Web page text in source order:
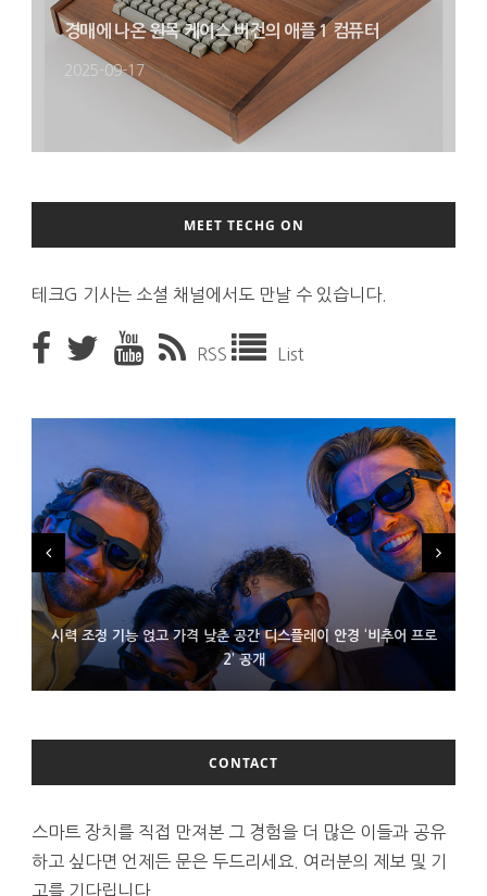
경매에 나온 원목 케이스 버전의 애플 1 컴퓨터
2025-09-17
MEET TECHG ON
테크G 기사는 소셜 채널에서도 만날 수 있습니다.
RSS List
시력 조정 기능 얹고 가격 낮춘 공간 디스플레이 안경 ‘비추어 프로
2’ 공개
D램 부족에 10억달러어치 아이폰18 프로세서 패키징 대기 중
300~400달러 반지형 스피커 준비하는 오픈AI
CONTACT
스마트 장치를 직접 만져본 그 경험을 더 많은 이들과 공유
하고 싶다면 언제든 문은 두드리세요. 여러분의 제보 및 기
고를 기다립니다.